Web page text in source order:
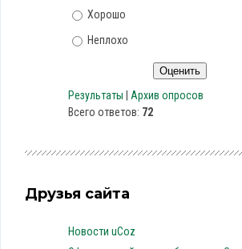
Хорошо
Неплохо
Результаты
Архив опросов
Всего ответов: 72
Друзья сайта
Новости uCoz